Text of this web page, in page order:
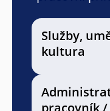
Služby,
kultura